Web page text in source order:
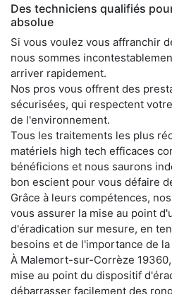
Des techniciens qualifiés
absolue
Si vous voulez vous affranchir
nous sommes
arriver rapidement.
Nos pros vous offrent des
sécurisées, qui respectent
de l'environnement.
Tous les traitements les plus
matériels high tech efficaces
bénéficions et nous saurons
bon escient pour vous défaire
Grâce à leurs compétences,
vous assurer la mise au point
d'éradication sur mesure, en
besoins et de l'importance de
À Malemort-sur-Corrèze
mise au point du dispositif
débarrasser facilement des